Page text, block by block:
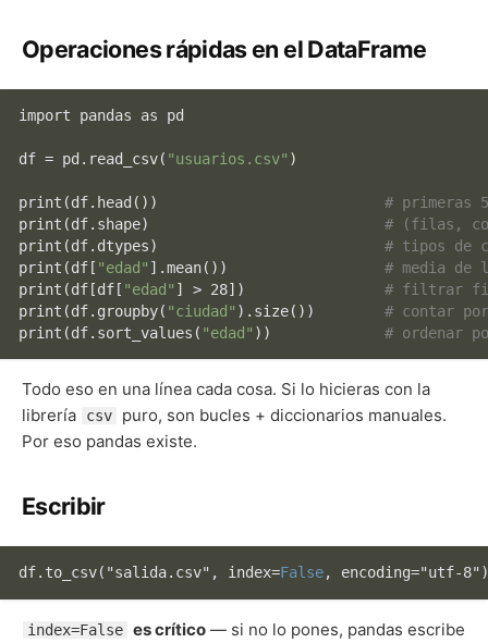
Operaciones rápidas en el DataFrame
import pandas as pd
df = pd.read_csv( "usuarios.csv" )
print (df.head()) # primeras
print (df.shape) # (filas,
print (df.dtypes) # tipos de
print (df [ "edad" ].mean()) # media de
print (df [df [ "edad" ] > 28]) # filtrar
print (df.groupby( "ciudad" ).size()) # contar
print (df.sort_values( "edad" )) # ordenar
Todo eso en una línea cada cosa. Si lo hicieras con la
librería
csv
puro, son bucles + diccionarios manuales.
Por eso pandas existe.
Escribir
df.to_csv("salida.csv", index=False, encoding=
index=False es crítico — si no lo pones, pandas escribe